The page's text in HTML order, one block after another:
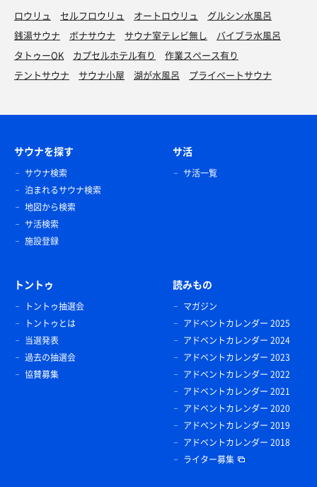
ロウリュ セルフロウリュ オートロウリュ
グルシン水風呂
銭湯サウナ
ボナサウナ サウナ室テレビ無し
バイブラ水風呂
タトゥーOK
カプセルホテル有り
作業スペース有り
テントサウナ
サウナ小屋 湖が水風呂 プライベートサウナ
サウナを探す
サウナ検索
泊まれるサウナ検索
地図から検索
サ活検索
施設登録
サ活
サ活一覧
トントゥ
トントゥ抽選会
トントゥとは
当選発表
過去の抽選会
協賛募集
読みもの
マガジン
アドベントカレンダー 2025
アドベントカレンダー 2024
アドベントカレンダー 2023
アドベントカレンダー 2022
アドベントカレンダー 2021
アドベントカレンダー 2020
アドベントカレンダー 2019
アドベントカレンダー 2018
ライター募集